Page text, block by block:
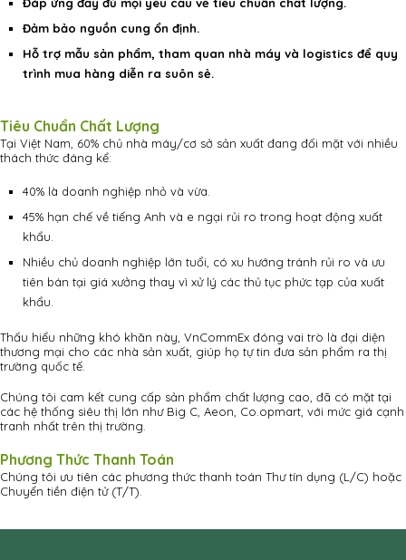
Đảm bảo nguồn cung ổn định.
Hỗ trợ mẫu sản phẩm, tham quan nhà máy và logistics để quy
trình mua hàng diễn ra suôn sẻ.
Tiêu Chuẩn Chất Lượng
Tại Việt Nam, 60% chủ nhà máy/cơ sở sản xuất đang đối mặt với nhiều
thách thức đáng kể:
40% là doanh nghiệp nhỏ và vừa.
45% hạn chế về tiếng Anh và e ngại rủi ro trong hoạt động xuất
khẩu.
Nhiều chủ doanh nghiệp lớn tuổi, có xu hướng tránh rủi ro và ưu
tiên bán tại giá xưởng thay vì xử lý các thủ tục phức tạp của xuất
khẩu.
Thấu hiểu những khó khăn này, VnCommEx đóng vai trò là đại diện
thương mại cho các nhà sản xuất, giúp họ tự tin đưa sản phẩm ra thị
trường quốc tế.
Chúng tôi cam kết cung cấp sản phẩm chất lượng cao, đã có mặt tại
các hệ thống siêu thị lớn như Big C, Aeon, Co.opmart, với mức giá cạnh
tranh nhất trên thị trường.
Phương Thức Thanh Toán
Chúng tôi ưu tiên các phương thức thanh toán Thư tín dụng (L/C) hoặc
Chuyển tiền điện tử (T/T).